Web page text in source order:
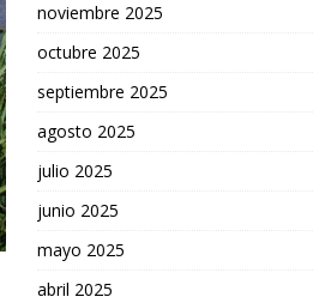
noviembre 2025
octubre 2025
septiembre 2025
agosto 2025
julio 2025
junio 2025
mayo 2025
abril 2025